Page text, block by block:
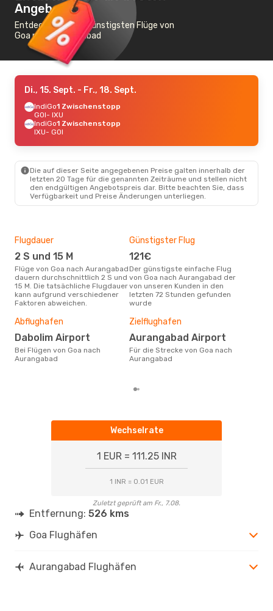
Angebote
Entdecken Sie die günstigsten Flüge von
Goa nach Aurangabad
Di., 15. Sept. - Fr., 18. Sept.
IndiGo1 Zwischenstopp
GOI- IXU
IndiGo1 Zwischenstopp
IXU- GOI
Die auf dieser Seite angegebenen Preise galten innerhalb der
letzten 20 Tage für die genannten Zeiträume und stellen nicht
den endgültigen Angebotspreis dar. Bitte beachten Sie, dass
Verfügbarkeit und Preise Änderungen unterliegen.
Flugdauer
2 S und 15 M
Flüge von Goa nach Aurangabad
dauern durchschnittlich 2 S und
15 M. Die tatsächliche Flugdauer
kann aufgrund verschiedener
Faktoren abweichen.
Günstigster Flug
121€
Der günstigste einfache Flug
von Goa nach Aurangabad der
von unseren Kunden in den
letzten 72 Stunden gefunden
wurde
Abflughafen
Dabolim Airport
Bei Flügen von Goa nach
Aurangabad
Zielflughafen
Aurangabad Airport
Für die Strecke von Goa nach
Aurangabad
Wechselrate
1 EUR = 111.25 INR
1 INR = 0.01 EUR
Zuletzt geprüft am Fr., 7.08.
Entfernung: 526 kms
Goa Flughäfen
Aurangabad Flughäfen